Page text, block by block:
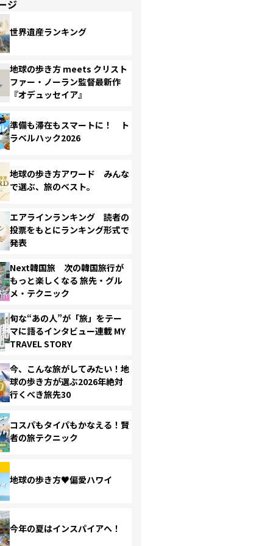
ジ
世界遺産ランキング
地球の歩き方 meets クリスト
ファー・ノーラン監督最新作
『オデュッセイア』
準備も滞在もスマートに！ ト
ラベルハック2026
地球の歩き方アワード みんな
で選ぶ、旅のベスト。
エアラインランキング 読者の
投票をもとにランキング形式で
発表
Next韓国旅 次の韓国旅行が
もっと楽しくなる 旅先・グル
メ・テクニック
旬な“あの人”が「旅」をテー
マに語るインタビュー連載 MY
TRAVEL STORY
今、こんな旅がしてみたい！地
球の歩き方が選ぶ2026年絶対
行くべき旅先30
コスパもタイパもかなえる！賢
者の旅テクニック
地球の歩き方♥偏愛ハワイ
今年の夏はインスパイアへ！